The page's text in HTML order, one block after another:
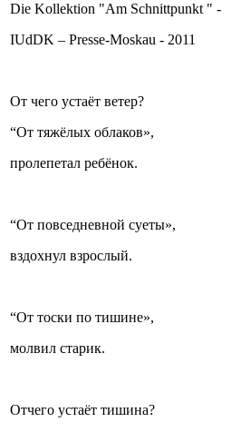
Die Kollektion "Am Schnittpunkt " -
IUdDK – Presse-Moskau - 2011
От чего устаёт ветер?
“От тяжёлых облаков»,
пролепетал ребёнок.
“От повседневной суеты»,
вздохнул взрослый.
“От тоски по тишине»,
молвил старик.
Отчего устаёт тишина?